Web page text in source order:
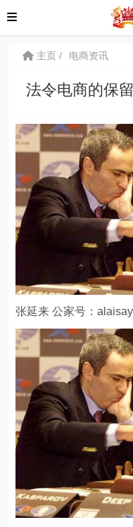
主页 电商资讯
法令电商的保
张延来 公家号：alaisay